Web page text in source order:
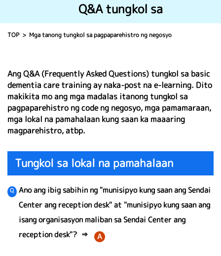
Q&A tungkol sa
TOP Mga tanong tungkol sa pagpaparehistro ng negosyo
Ang Q&A (Frequently Asked Questions) tungkol sa basic
dementia care training ay naka-post na e-learning. Dito
makikita mo ang mga madalas itanong tungkol sa
pagpaparehistro ng code ng negosyo, mga pamamaraan,
mga lokal na pamahalaan kung saan ka maaaring
magparehistro, atbp.
Tungkol sa lokal na pamahalaan
Ano ang ibig sabihin ng "munisipyo kung saan ang Sendai
Center ang reception desk" at "munisipyo kung saan ang
isang organisasyon maliban sa Sendai Center ang
reception desk"? ⇒ A